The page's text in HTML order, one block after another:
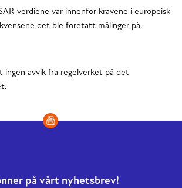
verdiene var innenfor kravene i europeisk
det ble foretatt målinger på.
ingen avvik fra regelverket på det
på vårt nyhetsbrev!